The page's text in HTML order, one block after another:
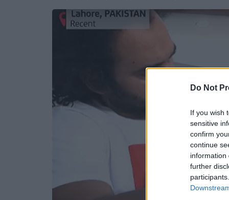
Do Not
If you wish
sensitive
confirm
continue
information
further